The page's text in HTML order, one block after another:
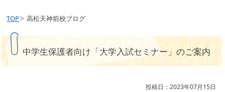
TOP 高松天神前校ブログ
中学生保護者向け「大学入試セミナー」のご案内
投稿日：2023年07月15日